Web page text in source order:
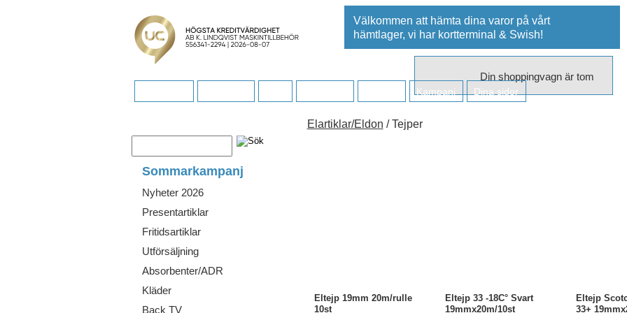
Kampanj Dina sidor
Välkommen att hämta dina varor på vårt
hämtlager, vi har kortterminal & Swish!
Din shoppingvagn är tom
Sommarkampanj
Nyheter 2026
Presentartiklar
Fritidsartiklar
Utförsäljning
Absorbenter/ADR
Kläder
Back TV
Elartiklar/Eldon / Tejper
Eltejp 19mm 20m/rulle
10st
Eltejp 33 -18C° Svart
19mmx20m/10st
Eltejp
33+